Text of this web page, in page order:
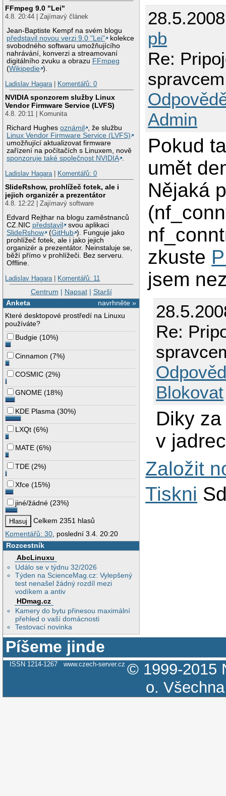
FFmpeg 9.0 "Lei"
4.8. 20:44 | Zajímavý článek
Jean-Baptiste Kempf na svém blogu
představil novou verzi 9.0 "Lei"
kolekce
svobodného softwaru umožňujícího
nahrávání, konverzi a streamovaní
digitálního zvuku a obrazu FFmpeg
(Wikipedie ).
Ladislav Hagara| Komentářů: 0
NVIDIA sponzorem služby Linux
Vendor Firmware Service (LVFS)
4.8. 20:11 | Komunita
Richard Hughesoznámil
, že službu
Linux Vendor Firmware Service (LVFS)
umožňující aktualizovat firmware
zařízení na počítačích s Linuxem, nově
sponzoruje také společnost NVIDIA .
Ladislav Hagara| Komentářů: 0
SlideRshow, prohlížeč fotek, ale i
jejich organizér a prezentátor
4.8. 12:22 | Zajímavý software
Edvard Rejthar na blogu zaměstnanců
CZ.NIC představil
svou aplikaci
SlideRshow
(GitHub ). Funguje jako
prohlížeč fotek, ale i jako jejich
organizér a prezentátor. Neinstaluje se,
běží přímo v prohlížeči. Bez serveru.
Offline.
Ladislav Hagara| Komentářů: 11
Centrum | Napsat| Starší
navrhněte »
Anketa
Které desktopové prostředí na Linuxu
používáte?
Budgie (10%)
Cinnamon (7%)
COSMIC (2%)
GNOME (18%)
KDE Plasma (30%)
LXQt (6%)
MATE (6%)
TDE (2%)
Xfce (15%)
jiné/žádné (23%)
Celkem 2351 hlasů
Komentářů: 30 , poslední 3.4. 20:20
Rozcestník
AbcLinuxu
Událo se v týdnu 32/2026
Týden na ScienceMag.cz: Vylepšený
test nenašel žádný rozdíl mezi
vodíkem a antiv
HDmag.cz
Kamery do bytu přinesou maximální
přehled o vaší domácnosti
Testovací novinka
pb
Re:
spravcem
Admin
Pokud
umět
Nějaká
zkuste
jsem
Re:
Blokovat
Diky
v
Založit
Tiskni
Píšeme jinde
ISSN 1214-1267 www.czech-server.cz © 1999-2015
o.